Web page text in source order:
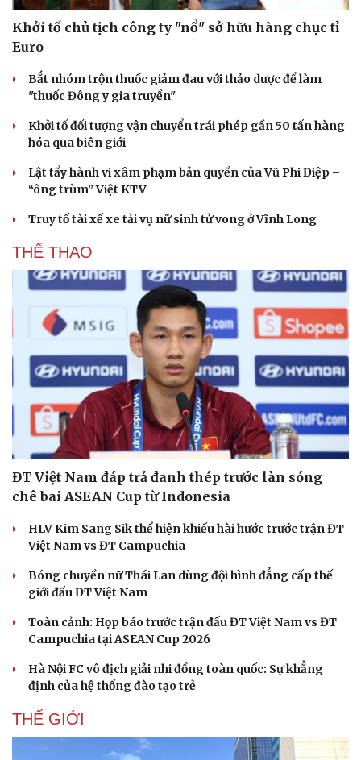
Khởi tố chủ tịch công ty "nổ" sở hữu hàng chục tỉ
Euro
Bắt nhóm trộn thuốc giảm đau với thảo dược để làm
"thuốc Đông y gia truyền"
Khởi tố đối tượng vận chuyển trái phép gần 50 tấn hàng
hóa qua biên giới
Lật tẩy hành vi xâm phạm bản quyền của Vũ Phi Điệp –
“ông trùm” Việt KTV
Truy tố tài xế xe tải vụ nữ sinh tử vong ở Vĩnh Long
THỂ THAO
ĐT Việt Nam đáp trả đanh thép trước làn sóng
chê bai ASEAN Cup từ Indonesia
HLV Kim Sang Sik thể hiện khiếu hài hước trước trận ĐT
Việt Nam vs ĐT Campuchia
Bóng chuyền nữ Thái Lan dùng đội hình đẳng cấp thế
giới đấu ĐT Việt Nam
Toàn cảnh: Họp báo trước trận đấu ĐT Việt Nam vs ĐT
Campuchia tại ASEAN Cup 2026
Hà Nội FC vô địch giải nhi đồng toàn quốc: Sự khẳng
định của hệ thống đào tạo trẻ
THẾ GIỚI